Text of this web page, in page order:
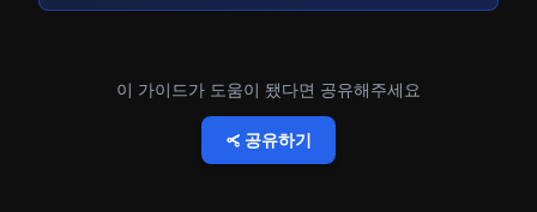
이 가이드가 도움이 됐다면 공유해주세요
공유하기